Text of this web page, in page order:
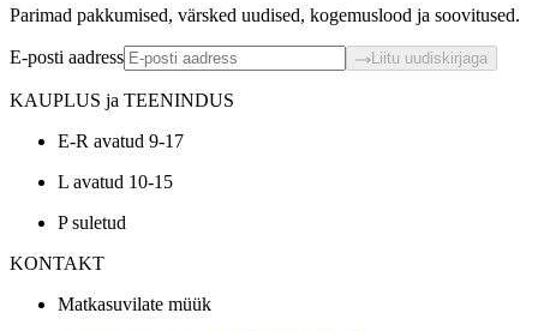
Parimad pakkumised, värsked uudised, kogemuslood ja soovitused.
E-posti aadress Liitu uudiskirjaga
KAUPLUS ja TEENINDUS
E-R avatud 9-17
L avatud 10-15
P suletud
KONTAKT
Matkasuvilate müük